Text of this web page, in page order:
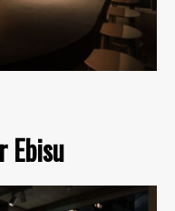
Ebisu